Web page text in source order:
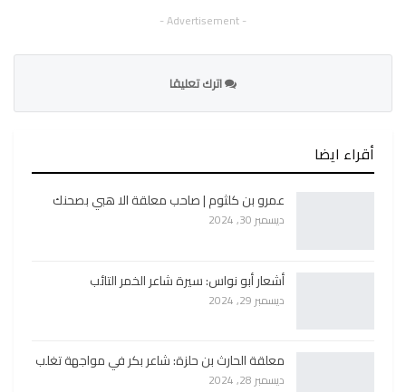
- Advertisement -
اترك تعليقا
أقراء ايضا
عمرو بن كلثوم | صاحب معلقة الا هبي بصحنك
ديسمبر 30, 2024
أشعار أبو نواس: سيرة شاعر الخمر التائب
ديسمبر 29, 2024
معلقة الحارث بن حلزة: شاعر بكر في مواجهة تغلب
ديسمبر 28, 2024